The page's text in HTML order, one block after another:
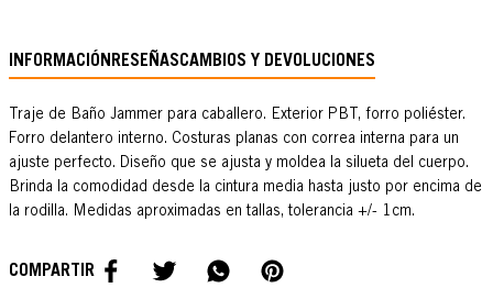
INFORMACIÓNRESEÑASCAMBIOS Y DEVOLUCIONES
Traje de Baño Jammer para caballero. Exterior PBT, forro poliéster.
Forro delantero interno. Costuras planas con correa interna para un
ajuste perfecto. Diseño que se ajusta y moldea la silueta del cuerpo.
Brinda la comodidad desde la cintura media hasta justo por encima de
la rodilla. Medidas aproximadas en tallas, tolerancia +/- 1cm.